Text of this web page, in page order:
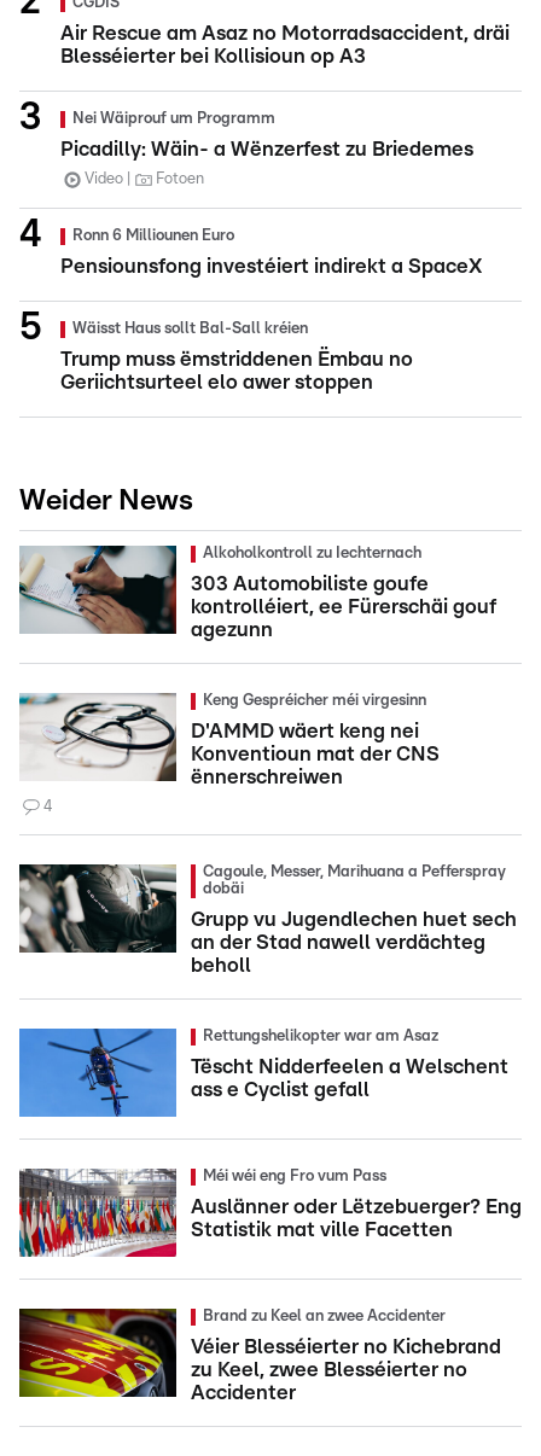
Air Rescue am Asaz no Motorradsaccident, dräi
Blesséierter bei Kollisioun op A3
Nei Wäiprouf um Programm
Picadilly: Wäin- a Wënzerfest zu Briedemes
Video Fotoen
Ronn 6 Milliounen Euro
Pensiounsfong investéiert indirekt a SpaceX
Wäisst Haus sollt Bal-Sall kréien
Trump muss ëmstriddenen Ëmbau no
Geriichtsurteel elo awer stoppen
Weider News
Alkoholkontroll zu Iechternach
303 Automobiliste goufe
kontrolléiert, ee Fürerschäi gouf
agezunn
Keng Gespréicher méi virgesinn
D'AMMD wäert keng nei
Konventioun mat der CNS
ënnerschreiwen
4
Cagoule, Messer, Marihuana a Pefferspray
dobäi
Grupp vu Jugendlechen huet sech
an der Stad nawell verdächteg
beholl
Rettungshelikopter war am Asaz
Tëscht Nidderfeelen a Welschent
ass e Cyclist gefall
Méi wéi eng Fro vum Pass
Auslänner oder Lëtzebuerger? Eng
Statistik mat ville Facetten
Brand zu Keel an zwee Accidenter
Véier Blesséierter no Kichebrand
zu Keel, zwee Blesséierter no
Accidenter